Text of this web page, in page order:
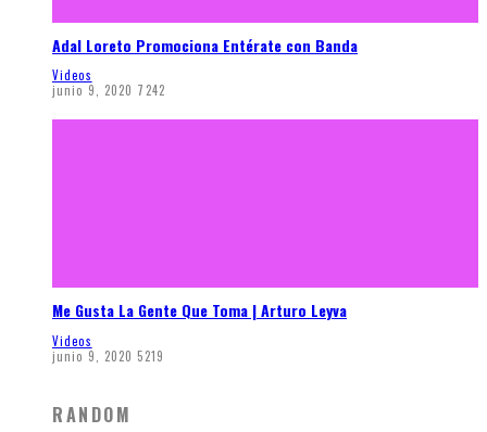
Adal Loreto Promociona Entérate con Banda
Videos
junio 9, 2020 7242
Me Gusta La Gente Que Toma | Arturo Leyva
Videos
junio 9, 2020 5219
RANDOM